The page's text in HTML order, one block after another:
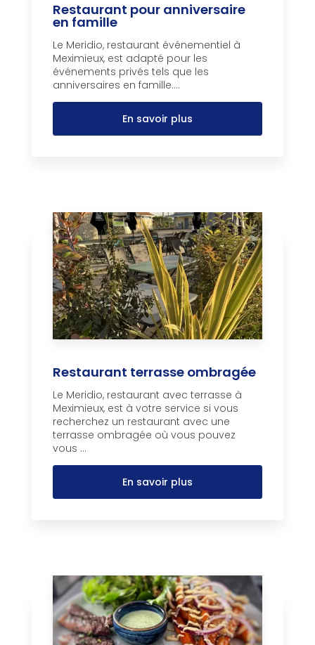
Restaurant pour anniversaire
en famille
Le Meridio, restaurant événementiel à
Meximieux, est adapté pour les
événements privés tels que les
anniversaires en famille....
En savoir plus
Restaurant terrasse ombragée
Le Meridio, restaurant avec terrasse à
Meximieux, est à votre service si vous
recherchez un restaurant avec une
terrasse ombragée où vous pouvez
vous ...
En savoir plus